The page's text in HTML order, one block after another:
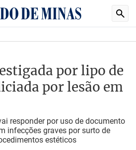
por lipo de
por lesão em
responder por uso de documento
infecções graves por surto de
estéticos